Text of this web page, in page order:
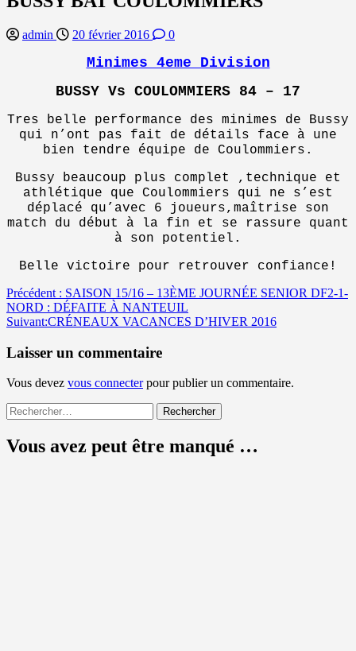
admin 20 février 2016 0
Minimes 4eme Division
BUSSY Vs COULOMMIERS 84 – 17
Tres belle performance des minimes de Bussy
qui n’ont pas fait de détails face à une
bien tendre équipe de Coulommiers.
Bussy beaucoup plus complet ,technique et
athlétique que Coulommiers qui ne s’est
déplacé qu’avec 6 joueurs,maîtrise son
match du début à la fin et se rassure quant
à son potentiel.
Belle victoire pour retrouver confiance!
Navigation
d’article
Précédent : SAISON 15/16 – 13ÈME JOURNÉE SENIOR DF2-1-
NORD : DÉFAITE À NANTEUIL
Suivant:CRÉNEAUX VACANCES D’HIVER 2016
Laisser un commentaire
Vous devez vous connecterpour publier un commentaire.
Rechercher :
Vous avez peut être manqué …